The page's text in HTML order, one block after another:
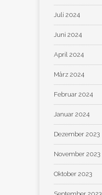
Juli 2024
Juni 2024
April 2024
März 2024
Februar 2024
Januar 2024
Dezember 2023
November 2023
Oktober 2023